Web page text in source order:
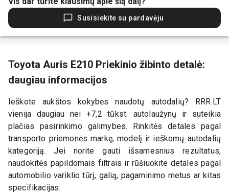
Susisiekite su pardavėju
Toyota Auris E210 Priekinio žibinto detalė:
daugiau informacijos
Ieškote aukštos kokybės naudotų autodalių? RRR.LT
vienija daugiau nei +7,2 tūkst. autolaužynų ir suteikia
plačias pasirinkimo galimybes. Rinkitės detales pagal
transporto priemonės markę, modelį ir ieškomų autodalių
kategoriją. Jei norite gauti išsamesnius rezultatus,
naudokitės papildomais filtrais ir rūšiuokite detales pagal
automobilio variklio tūrį, galią, pagaminimo metus ar kitas
specifikacijas.